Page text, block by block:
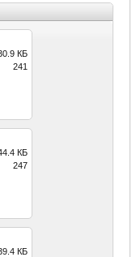
КБ
241
КБ
247
КБ